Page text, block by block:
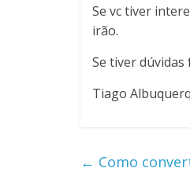
Se vc tiver
irão.
Se tiver
Tiago
← Como